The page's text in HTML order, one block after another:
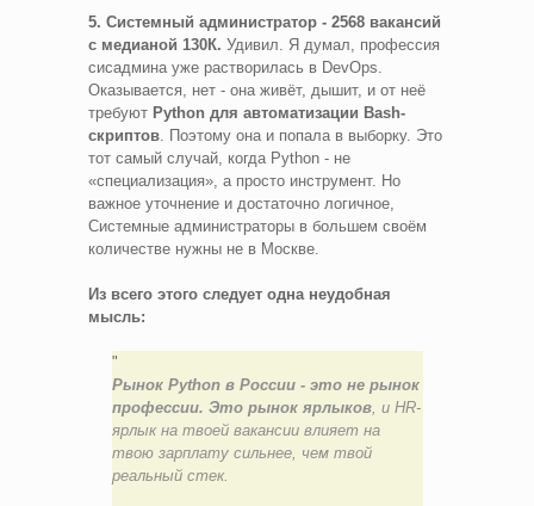
5. Системный администратор - 2568 вакансий
с медианой 130К. Удивил. Я думал, профессия
сисадмина уже растворилась в DevOps.
Оказывается, нет - она живёт, дышит, и от неё
требуют Python для автоматизации Bash-
скриптов. Поэтому она и попала в выборку. Это
тот самый случай, когда Python - не
«специализация», а просто инструмент. Но
важное уточнение и достаточно логичное,
Системные администраторы в большем своём
количестве нужны не в Москве.
Из всего этого следует одна неудобная
мысль:
Рынок Python в России - это не рынок
профессии. Это рынок ярлыков, и HR-
ярлык на твоей вакансии влияет на
твою зарплату сильнее, чем твой
реальный стек.